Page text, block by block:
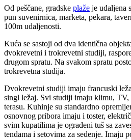
Od peščane, gradske plaže je udaljena
pun suvenirnica, marketa, pekara,
100m udaljenosti.
Kuća se sastoji od dva identična
dvokrevetni i trokrevetni studiji,
drugom spratu. Na svakom spratu
trokrevetna studija.
Dvokrevetni studiji imaju francuski
singl ležaj. Svi studiji imaju klimu,
terasu. Kuhinje su standardno
osnovnog pribora imaju i toster,
svim kupatilima je ograđeni tuš sa
tendama i setovima za sedenje. Imaju